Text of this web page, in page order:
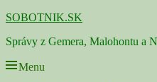
Skip
content
SOBOTNIK.SK
Správy z Gemera, Malohontu a
Menu